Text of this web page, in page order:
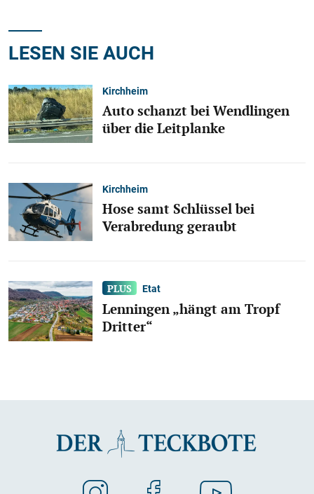
LESEN SIE AUCH
Kirchheim
Auto schanzt bei Wendlingen
über die Leitplanke
Kirchheim
Hose samt Schlüssel bei
Verabredung geraubt
Etat
Lenningen „hängt am Tropf
Dritter“